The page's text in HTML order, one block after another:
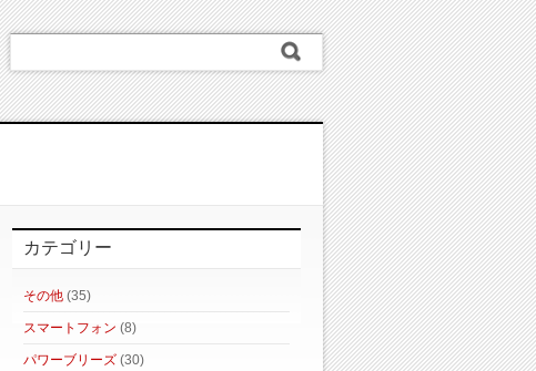
カテゴリー
その他 (35)
スマートフォン (8)
パワーブリーズ (30)